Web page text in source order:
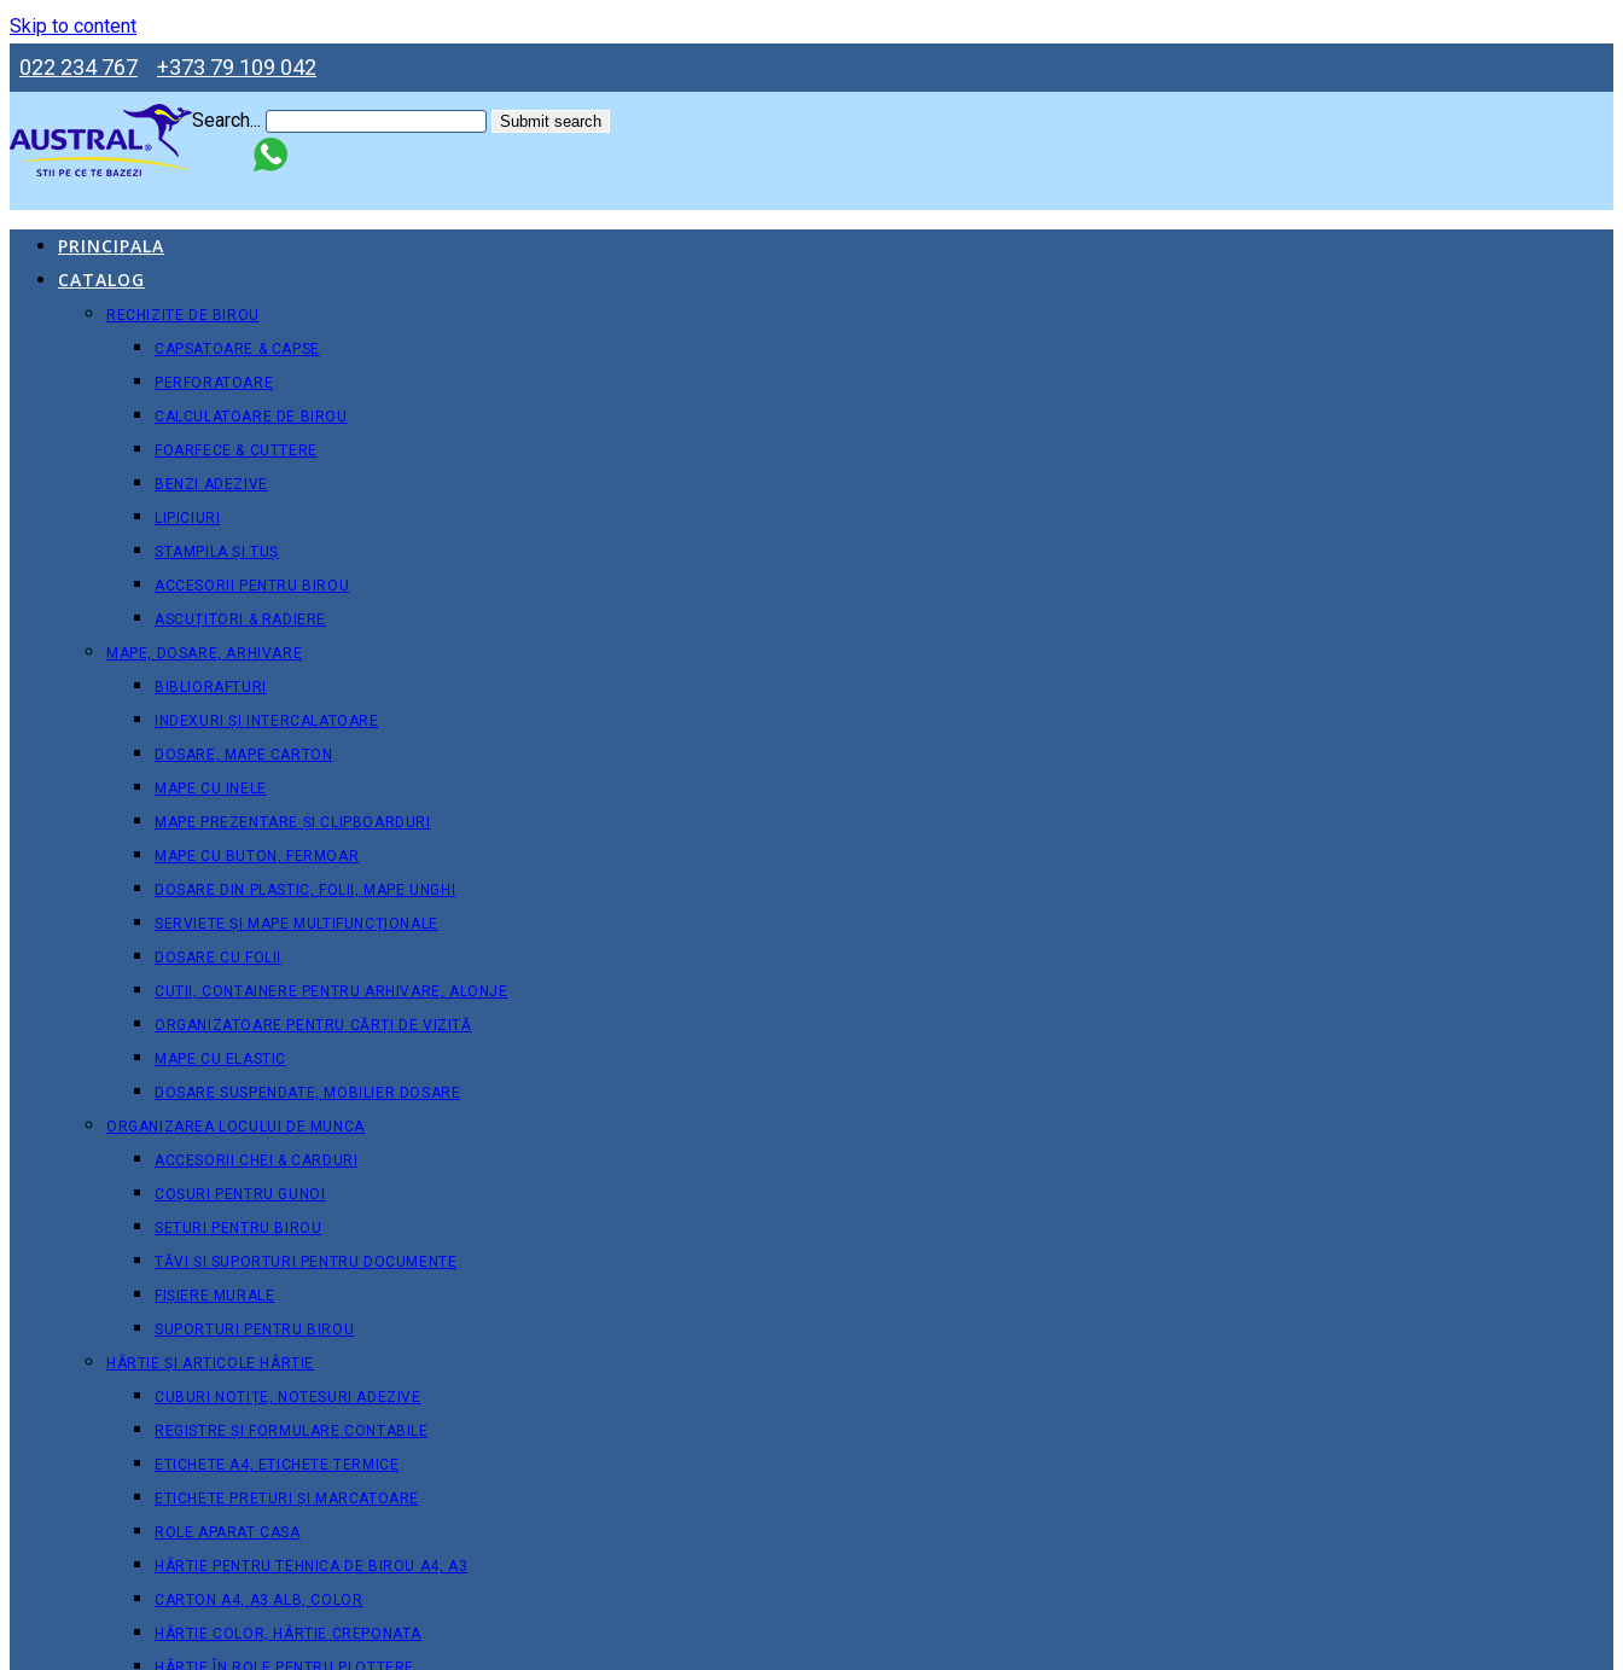
Skip to content
022 234 767 +373 79 109 042
Search... Submit search
PRINCIPALA
CATALOG
RECHIZITE DE BIROU
CAPSATOARE & CAPSE
PERFORATOARE
CALCULATOARE DE BIROU
FOARFECE & CUTTERE
BENZI ADEZIVE
LIPICIURI
STAMPILA ȘI TUȘ
ACCESORII PENTRU BIROU
ASCUȚITORI & RADIERE
MAPE, DOSARE, ARHIVARE
BIBLIORAFTURI
INDEXURI ȘI INTERCALATOARE
DOSARE, MAPE CARTON
MAPE CU INELE
MAPE PREZENTARE ȘI CLIPBOARDURI
MAPE CU BUTON, FERMOAR
DOSARE DIN PLASTIC, FOLII, MAPE UNGHI
SERVIETE ȘI MAPE MULTIFUNCȚIONALE
DOSARE CU FOLII
CUTII, CONTAINERE PENTRU ARHIVARE, ALONJE
ORGANIZATOARE PENTRU CĂRȚI DE VIZITĂ
MAPE CU ELASTIC
DOSARE SUSPENDATE, MOBILIER DOSARE
ORGANIZAREA LOCULUI DE MUNCA
ACCESORII CHEI & СARDURI
COȘURI PENTRU GUNOI
SETURI PENTRU BIROU
TĂVI ȘI SUPORTURI PENTRU DOCUMENTE
FIȘIERE MURALE
SUPORTURI PENTRU BIROU
HÂRTIE ȘI ARTICOLE HÂRTIE
CUBURI NOTIȚE, NOTESURI ADEZIVE
REGISTRE ȘI FORMULARE CONTABILE
ETICHETE A4, ETICHETE TERMICE
ETICHETE PRETURI ȘI MARCATOARE
ROLE APARAT CASA
HÂRTIE PENTRU TEHNICA DE BIROU A4, A3
CARTON A4, A3 ALB, COLOR
HÂRTIE COLOR, HÂRTIE CREPONATA